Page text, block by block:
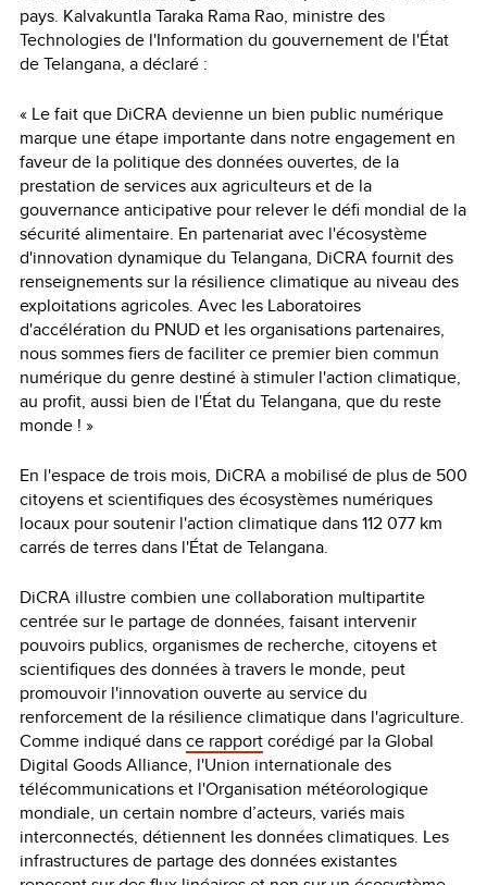
pays. Kalvakuntla Taraka Rama Rao, ministre des
Technologies de l'Information du gouvernement de l'État
de Telangana, a déclaré :
« Le fait que DiCRA devienne un bien public numérique
marque une étape importante dans notre engagement en
faveur de la politique des données ouvertes, de la
prestation de services aux agriculteurs et de la
gouvernance anticipative pour relever le défi mondial de la
sécurité alimentaire. En partenariat avec l'écosystème
d'innovation dynamique du Telangana, DiCRA fournit des
renseignements sur la résilience climatique au niveau des
exploitations agricoles. Avec les Laboratoires
d'accélération du PNUD et les organisations partenaires,
nous sommes fiers de faciliter ce premier bien commun
numérique du genre destiné à stimuler l'action climatique,
au profit, aussi bien de l'État du Telangana, que du reste
monde ! »
En l'espace de trois mois, DiCRA a mobilisé de plus de 500
citoyens et scientifiques des écosystèmes numériques
locaux pour soutenir l'action climatique dans 112 077 km
carrés de terres dans l'État de Telangana.
DiCRA illustre combien une collaboration multipartite
centrée sur le partage de données, faisant intervenir
pouvoirs publics, organismes de recherche, citoyens et
scientifiques des données à travers le monde, peut
promouvoir l'innovation ouverte au service du
renforcement de la résilience climatique dans l'agriculture.
Comme indiqué dansce rapportcorédigé par la Global
Digital Goods Alliance, l'Union internationale des
télécommunications et l'Organisation météorologique
mondiale, un certain nombre d’acteurs, variés mais
interconnectés, détiennent les données climatiques. Les
infrastructures de partage des données existantes